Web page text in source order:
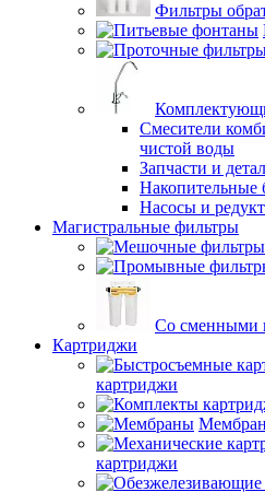
Фильтры
Смесители
чистой воды
Запчасти и
Накопительные
Насосы и
Магистральные фильтры
Со сменными
Картриджи
картриджи
картриджи